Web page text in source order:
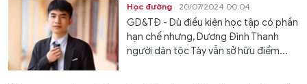
Học đường 20/07/2024 00:04
GD&TĐ - Dù điều kiện học tập có phần
hạn chế nhưng, Dương Đình Thanh
người dân tộc Tày vẫn sở hữu điểm...